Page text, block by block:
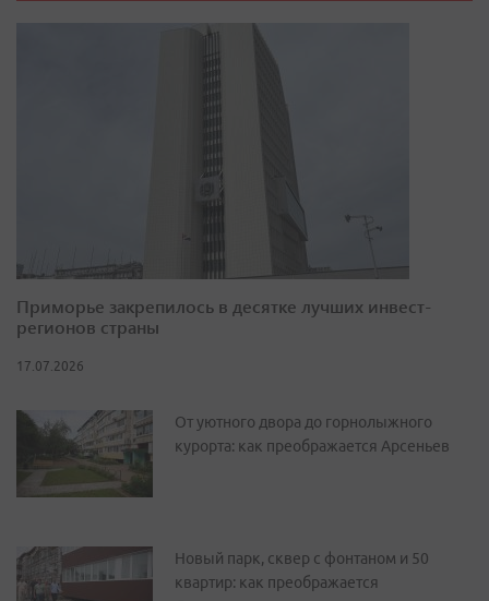
Приморье закрепилось в десятке лучших инвест-
регионов страны
17.07.2026
От уютного двора до горнолыжного
курорта: как преображается Арсеньев
Новый парк, сквер с фонтаном и 50
квартир: как преображается